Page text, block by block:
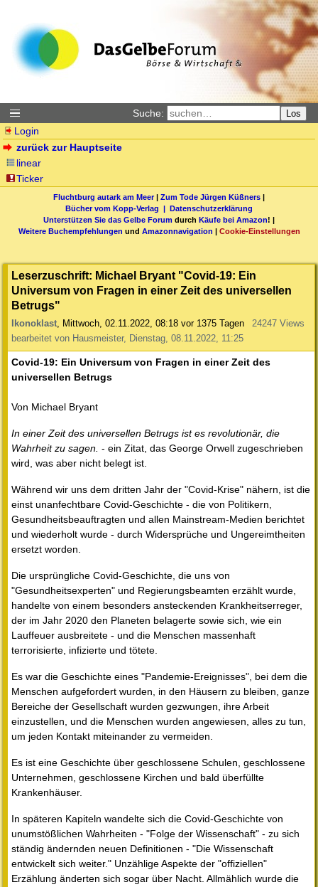
Suche: Los
Login
zurück zur Hauptseite
linear
Ticker
Fluchtburg autark am Meer| Zum Tode Jürgen Küßners |
Bücher vom Kopp-Verlag | Datenschutzerklärung
Unterstützen Sie das Gelbe Forum durch Käufe bei Amazon! |
Weitere Buchempfehlungen und Amazonnavigation | Cookie-Einstellungen
Leserzuschrift: Michael Bryant "Covid-19: Ein
Universum von Fragen in einer Zeit des universellen
Betrugs"
Ikonoklast, Mittwoch, 02.11.2022, 08:18 vor 1375 Tagen
24247 Views
bearbeitet von Hausmeister, Dienstag, 08.11.2022, 11:25
Covid-19: Ein Universum von Fragen in einer Zeit des
universellen Betrugs
Von Michael Bryant
In einer Zeit des universellen Betrugs ist es revolutionär, die
Wahrheit zu sagen. - ein Zitat, das George Orwell zugeschrieben
wird, was aber nicht belegt ist.
Während wir uns dem dritten Jahr der "Covid-Krise" nähern, ist die
einst unanfechtbare Covid-Geschichte - die von Politikern,
Gesundheitsbeauftragten und allen Mainstream-Medien berichtet
und wiederholt wurde - durch Widersprüche und Ungereimtheiten
ersetzt worden.
Die ursprüngliche Covid-Geschichte, die uns von
"Gesundheitsexperten" und Regierungsbeamten erzählt wurde,
handelte von einem besonders ansteckenden Krankheitserreger,
der im Jahr 2020 den Planeten belagerte sowie sich, wie ein
Lauffeuer ausbreitete - und die Menschen massenhaft
terrorisierte, infizierte und tötete.
Es war die Geschichte eines "Pandemie-Ereignisses", bei dem die
Menschen aufgefordert wurden, in den Häusern zu bleiben, ganze
Bereiche der Gesellschaft wurden gezwungen, ihre Arbeit
einzustellen, und die Menschen wurden angewiesen, alles zu tun,
um jeden Kontakt miteinander zu vermeiden.
Es ist eine Geschichte über geschlossene Schulen, geschlossene
Unternehmen, geschlossene Kirchen und bald überfüllte
Krankenhäuser.
In späteren Kapiteln wandelte sich die Covid-Geschichte von
unumstößlichen Wahrheiten - "Folge der Wissenschaft" - zu sich
ständig ändernden neuen Definitionen - "Die Wissenschaft
entwickelt sich weiter." Unzählige Aspekte der "offiziellen"
Erzählung änderten sich sogar über Nacht. Allmählich wurde die